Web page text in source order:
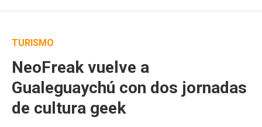
TURISMO
NeoFreak vuelve a
Gualeguaychú con dos jornadas
de cultura geek